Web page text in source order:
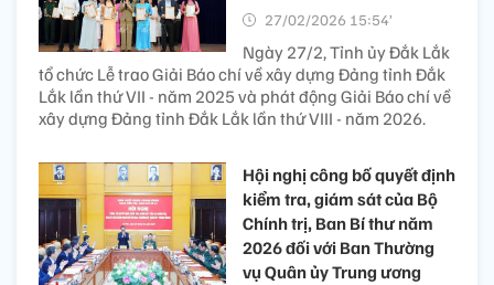
27/02/2026 15:54’
Ngày 27/2, Tỉnh ủy Đắk Lắk
tổ chức Lễ trao Giải Báo chí về xây dựng Đảng tỉnh Đắk
Lắk lần thứ VII - năm 2025 và phát động Giải Báo chí về
xây dựng Đảng tỉnh Đắk Lắk lần thứ VIII - năm 2026.
Hội nghị công bố quyết định
kiểm tra, giám sát của Bộ
Chính trị, Ban Bí thư năm
2026 đối với Ban Thường
vụ Quân ủy Trung ương